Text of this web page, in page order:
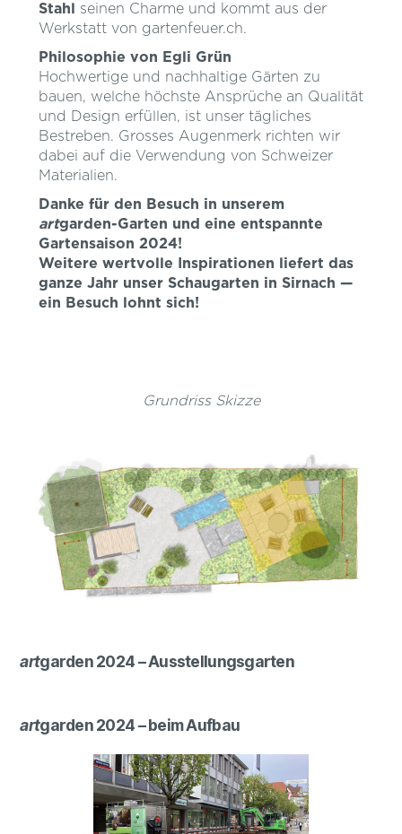
Stahl
seinen Charme und kommt aus der
Werkstatt von gartenfeuer.ch.
Philosophie von Egli Grün
Hochwertige und nachhaltige Gärten zu
bauen, welche höchste Ansprüche an Qualität
und Design erfüllen, ist unser tägliches
Bestreben. Grosses Augenmerk richten wir
dabei auf die Verwendung von Schweizer
Materialien.
Danke für den Besuch in unserem
artgarden-Garten und eine entspannte
Gartensaison 2024!
Weitere wertvolle Inspirationen liefert das
ganze Jahr unser Schaugarten in Sirnach —
ein Besuch lohnt sich!
Grundriss Skizze
artgarden 2024 – Ausstellungsgarten
artgarden 2024 – beim Aufbau